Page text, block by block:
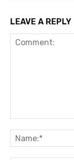
LEAVE A REPLY